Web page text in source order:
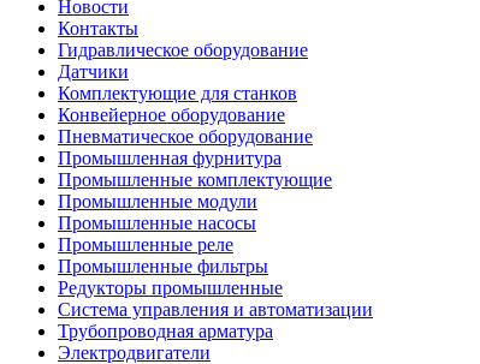
Новости
Контакты
Гидравлическое оборудование
Датчики
Комплектующие для станков
Конвейерное оборудование
Пневматическое оборудование
Промышленная фурнитура
Промышленные комплектующие
Промышленные модули
Промышленные насосы
Промышленные реле
Промышленные фильтры
Редукторы промышленные
Система управления и автоматизации
Трубопроводная арматура
Электродвигатели